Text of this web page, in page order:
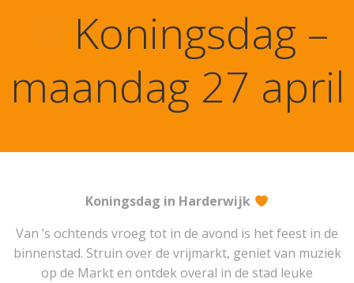
Koningsdag –
maandag 27 april
Koningsdag in Harderwijk
Van ’s ochtends vroeg tot in de avond is het feest in de
binnenstad. Struin over de vrijmarkt, geniet van muziek
op de Markt en ontdek overal in de stad leuke